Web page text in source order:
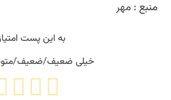
منبع : مهر
به این پست
خیلی ضعیف/ضعیف/